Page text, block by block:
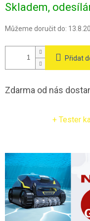
cena:
Skladem,
Můžeme doručit do:
Přidat
Zdarma od nás
+ Tester